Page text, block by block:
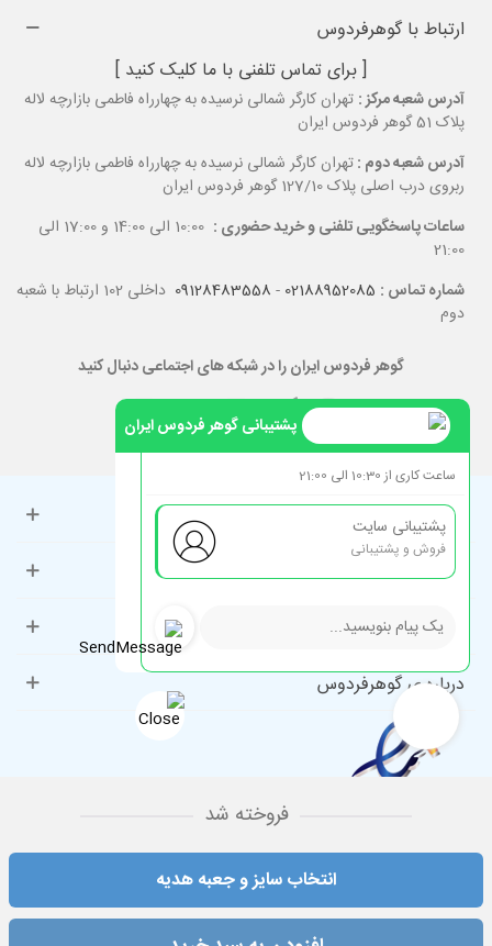
فروخته شد
انتخاب سایز و جعبه هدیه
ارتباط با گوهرفردوس
[ برای تماس تلفنی با ما کلیک کنید ]
آدرس شعبه مرکز : تهران کارگر شمالی نرسیده به چهارراه فاطمی بازارچه لاله
پلاک 51 گوهر فردوس ایران
آدرس شعبه دوم :تهران کارگر شمالی نرسیده به چهارراه فاطمی بازارچه لاله
ربروی درب اصلی پلاک 127/10 گوهر فردوس ایران
ساعات پاسخگویی تلفنی و خرید حضوری :
10:00 الی 14:00 و 17:00 الی
21:00
شماره تماس : 02188952085
-
09128483558
داخلی 102 ارتباط با شعبه
دوم
گوهر فردوس ایران را در شبکه های اجتماعی دنبال کنید
حساب کاربری
راهنمای مشتریان
دسته‌بندی‌های پرطرفدار
درباره ی گوهرفردوس
پشتیبانی گوهر فردوس ایران
ساعت کاری از 10:30 الی 21:00
پشتیبانی سایت
فروش و پشتیبانی
استفاده از مطالب فروشگاه اینترنتی گوهرفردوس ایران فقط برای مقاصد